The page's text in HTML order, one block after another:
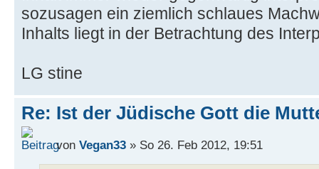
sozusagen ein ziemlich schlaues
Inhalts liegt in der Betrachtung des
LG stine
Re: Ist der Jüdische Gott die
von Vegan33 » So 26. Feb 2012, 19:51